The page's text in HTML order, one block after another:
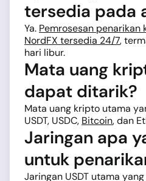
tersedia pada
Ya. Pemrosesan
NordFX tersedia 24/7,
hari libur.
Mata uang
dapat ditarik?
Mata uang kripto utama
USDT, USDC, Bitcoin, dan
Jaringan apa
untuk
Jaringan USDT utama